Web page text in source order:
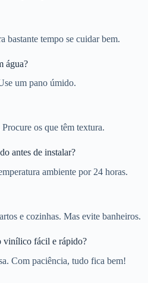
bastante tempo se cuidar bem.
água?
um pano úmido.
os que têm textura.
antes de instalar?
ambiente por 24 horas.
e cozinhas. Mas evite banheiros.
vinílico fácil e rápido?
Com paciência, tudo fica bem!